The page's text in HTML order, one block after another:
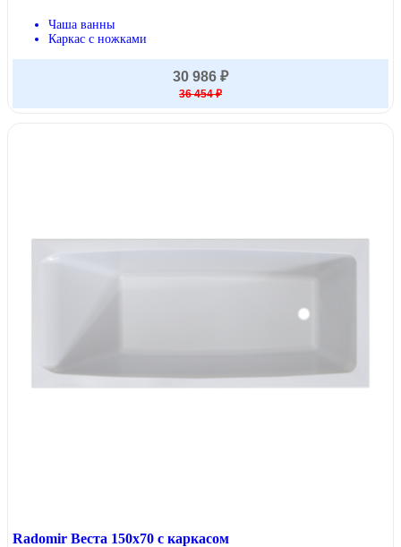
Чаша ванны
Каркас с ножками
30 986 ₽
36 454 ₽
Radomir Веста 150x70 с каркасом